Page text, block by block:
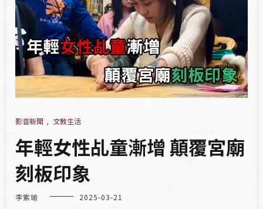
影音新聞 , 文教生活
年輕女性乩童漸增 顛覆宮廟
刻板印象
李紫瑜 2025-03-21